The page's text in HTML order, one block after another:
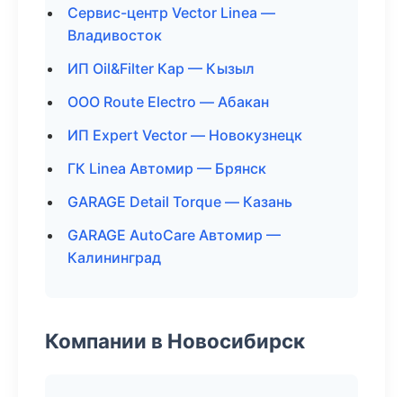
Сервис-центр Vector Linea —
Владивосток
ИП Oil&Filter Кар — Кызыл
ООО Route Electro — Абакан
ИП Expert Vector — Новокузнецк
ГК Linea Автомир — Брянск
GARAGE Detail Torque — Казань
GARAGE AutoCare Автомир —
Калининград
Компании в Новосибирск